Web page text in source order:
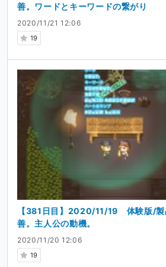
2020/11/21 12:06
19
善。ワードとキーワードの繋がり
2020/11/20 12:06
19
【381日目】2020/11/19 体験版/製
善。主人公の動機。